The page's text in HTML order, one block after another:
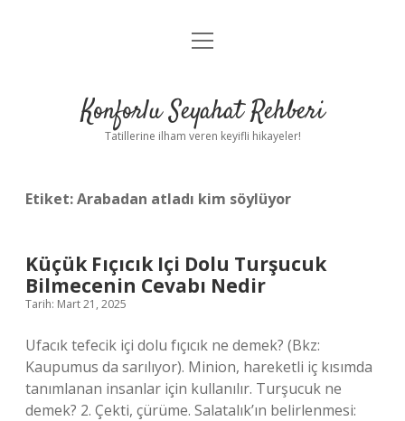
Anasayfa
Yasal Uyarı
menüyü
Konforlu Seyahat Rehberi
Tatillerine ilham veren keyifli hikayeler!
Etiket:Arabadan atladı kim söylüyor
Küçük Fıçıcık Içi Dolu Turşucuk
Bilmecenin Cevabı Nedir
Tarih: Mart 21, 2025
Ufacık tefecik içi dolu fıçıcık ne demek? (Bkz:
Kaupumus da sarılıyor). Minion, hareketli iç kısımda
tanımlanan insanlar için kullanılır. Turşucuk ne
demek? 2. Çekti, çürüme. Salatalık’ın belirlenmesi: